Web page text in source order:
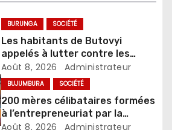
BURUNGA SOCIÉTÉ
Les habitants de Butovyi
appelés à lutter contre les
stupéfiants et les accusations
de sorcellerie
Août 8, 2026 Administrateur
BUJUMBURA SOCIÉTÉ
200 mères célibataires formées
à l’entrepreneuriat par la
Fondation Umugiraneza et
Août 8, 2026 Administrateur